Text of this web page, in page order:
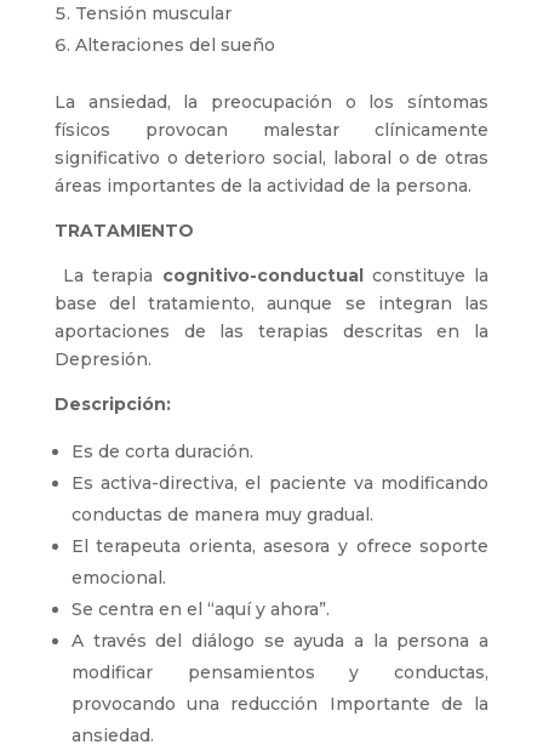
Tensión muscular
Alteraciones del sueño
La ansiedad, la preocupación o los síntomas
físicos provocan malestar clínicamente
significativo o deterioro social, laboral o de otras
áreas importantes de la actividad de la persona.
TRATAMIENTO
La terapia cognitivo-conductualconstituye la
base del tratamiento, aunque se integran las
aportaciones de las terapias descritas en la
Depresión.
Descripción:
Es de corta duración.
Es activa-directiva, el paciente va modificando
conductas de manera muy gradual.
El terapeuta orienta, asesora y ofrece soporte
emocional.
Se centra en el “aquí y ahora”.
A través del diálogo se ayuda a la persona a
modificar pensamientos y conductas,
provocando una reducción Importante de la
ansiedad.